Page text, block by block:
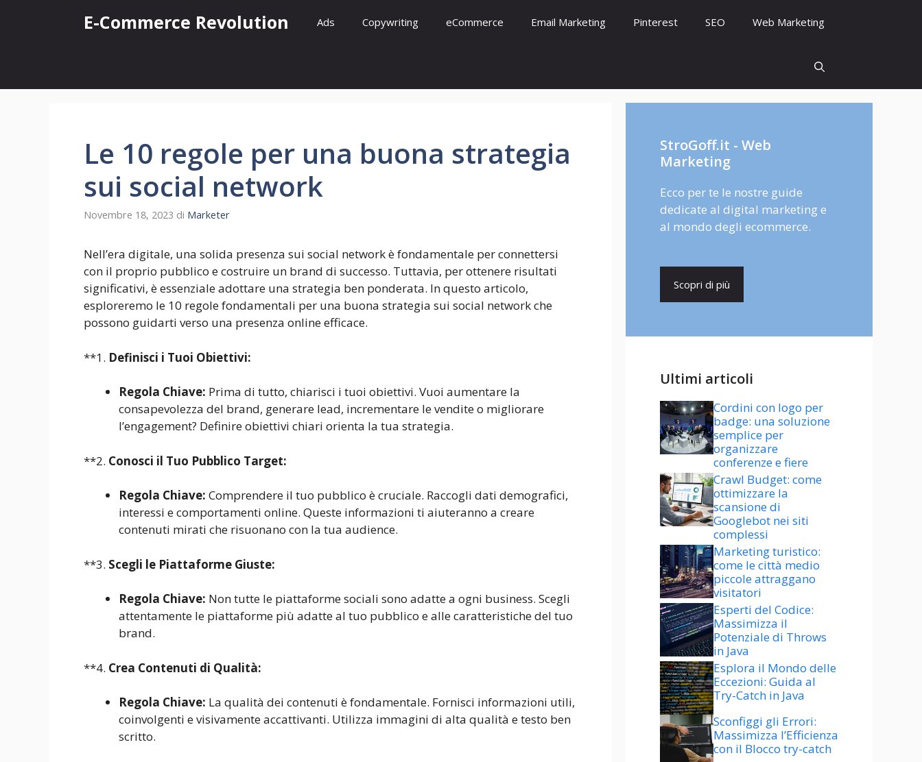
E-Commerce Revolution Ads Copywriting eCommerce Email Marketing Pinterest SEO Web Marketing
Le 10 regole per una buona strategia
sui social network
Novembre 18, 2023 di Marketer
Nell’era digitale, una solida presenza sui social network è fondamentale per connettersi
con il proprio pubblico e costruire un brand di successo. Tuttavia, per ottenere risultati
significativi, è essenziale adottare una strategia ben ponderata. In questo articolo,
esploreremo le 10 regole fondamentali per una buona strategia sui social network che
possono guidarti verso una presenza online efficace.
**1. Definisci i Tuoi Obiettivi:
Regola Chiave: Prima di tutto, chiarisci i tuoi obiettivi. Vuoi aumentare la
consapevolezza del brand, generare lead, incrementare le vendite o migliorare
l’engagement? Definire obiettivi chiari orienta la tua strategia.
**2. Conosci il Tuo Pubblico Target:
Regola Chiave: Comprendere il tuo pubblico è cruciale. Raccogli dati demografici,
interessi e comportamenti online. Queste informazioni ti aiuteranno a creare
contenuti mirati che risuonano con la tua audience.
**3. Scegli le Piattaforme Giuste:
Regola Chiave: Non tutte le piattaforme sociali sono adatte a ogni business. Scegli
attentamente le piattaforme più adatte al tuo pubblico e alle caratteristiche del tuo
brand.
**4. Crea Contenuti di Qualità:
Regola Chiave: La qualità dei contenuti è fondamentale. Fornisci informazioni utili,
coinvolgenti e visivamente accattivanti. Utilizza immagini di alta qualità e testo ben
scritto.
StroGoff.it - Web
Marketing
Ecco per te le nostre guide
dedicate al digital marketing e
al mondo degli ecommerce.
Scopri di più
Ultimi articoli
Cordini con logo per
badge: una soluzione
semplice per
organizzare
conferenze e fiere
Crawl Budget: come
ottimizzare la
scansione di
Googlebot nei siti
complessi
Marketing turistico:
come le città medio
piccole attraggano
visitatori
Esperti del Codice:
Massimizza il
Potenziale di Throws
in Java
Esplora il Mondo delle
Eccezioni: Guida al
Try-Catch in Java
Sconfiggi gli Errori:
Massimizza l’Efficienza
con il Blocco try-catch